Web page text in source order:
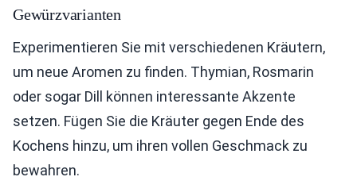
Gewürzvarianten
Experimentieren Sie mit verschiedenen Kräutern,
um neue Aromen zu finden. Thymian, Rosmarin
oder sogar Dill können interessante Akzente
setzen. Fügen Sie die Kräuter gegen Ende des
Kochens hinzu, um ihren vollen Geschmack zu
bewahren.